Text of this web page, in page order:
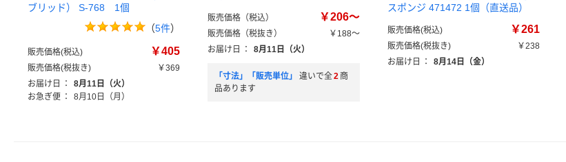
ブリッド） S-768 1個
（5件）
販売価格(税込) ￥405
販売価格(税抜き)
￥369
お届け日
：
8月11日（火）
お急ぎ便 ： 8月10日（月）
販売価格（税込） ￥206～
販売価格（税抜き）
￥188～
お届け日
： 8月11日（火）
「寸法」「販売単位」 違いで全2 商
品あります
スポンジ 471472 1個（直送品）
販売価格(税込) ￥261
販売価格(税抜き)
￥238
お届け日
： 8月14日（金）